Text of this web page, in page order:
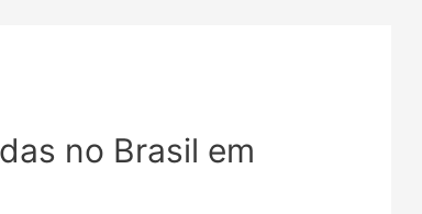
no Brasil em